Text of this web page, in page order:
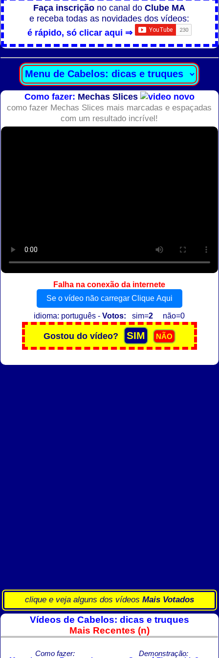
Faça inscrição no canal doClube MA
e receba todas as novidades dos vídeos:
é rápido, só clicar aqui ⇒
Como fazer: Mechas Slices
como fazer Mechas Slices mais marcadas e espaçadas
com um resultado incrível!
Falha na conexão da internete
Se o vídeo não carregar Clique Aqui
idioma: português -Votos: sim=2 não=0
clique e veja alguns dos vídeos Mais Votados
Vídeos de Cabelos: dicas e truques
Mais Recentes (n)
Como fazer:
Demonstração: